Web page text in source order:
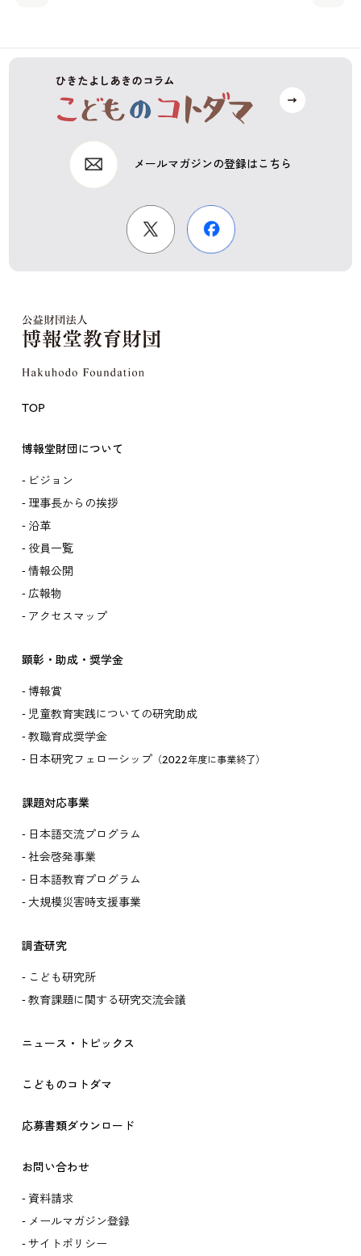
メールマガジンの登録はこちら
TOP
博報堂財団について
ビジョン
理事長からの挨拶
沿革
役員一覧
情報公開
広報物
アクセスマップ
顕彰・助成・奨学金
博報賞
児童教育実践についての研究助成
教職育成奨学金
日本研究フェローシップ（2022年度に事業終了）
課題対応事業
日本語交流プログラム
社会啓発事業
日本語教育プログラム
大規模災害時支援事業
調査研究
こども研究所
教育課題に関する研究交流会議
ニュース・トピックス
こどものコトダマ
応募書類ダウンロード
お問い合わせ
資料請求
メールマガジン登録
サイトポリシー